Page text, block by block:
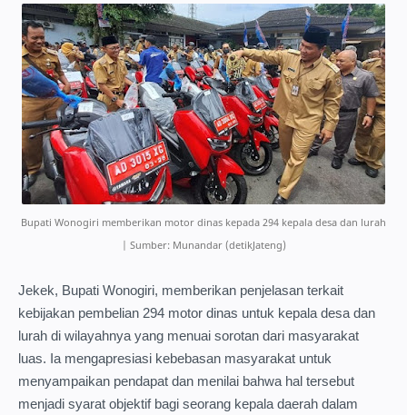
Bupati Wonogiri memberikan motor dinas kepada 294 kepala desa dan lurah
| Sumber: Munandar (detikJateng)
Jekek, Bupati Wonogiri, memberikan penjelasan terkait
kebijakan pembelian 294 motor dinas untuk kepala desa dan
lurah di wilayahnya yang menuai sorotan dari masyarakat
luas. Ia mengapresiasi kebebasan masyarakat untuk
menyampaikan pendapat dan menilai bahwa hal tersebut
menjadi syarat objektif bagi seorang kepala daerah dalam